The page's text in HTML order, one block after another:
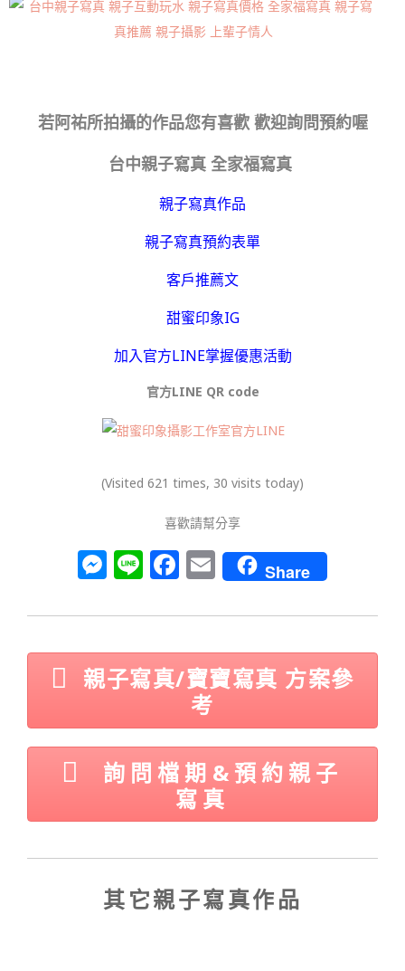
若阿祐所拍攝的作品您有喜歡 歡迎詢問預約喔
台中親子寫真 全家福寫真
親子寫真作品
親子寫真預約表單
客戶推薦文
甜蜜印象IG
加入官方LINE掌握優惠活動
官方LINE QR code
(Visited 621 times, 30 visits today)
喜歡請幫分享
M
ss
e
n
e
r
Li
e
F
c
e
b
o
o
k
E
m
ai
l
Share
親子寫真/寶寶寫真 方案參
考
詢問檔期&預約親子
寫真
其它親子寫真作品